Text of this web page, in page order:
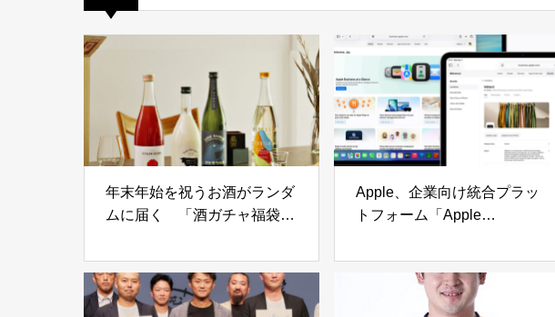
年末年始を祝うお酒がランダ
ムに届く 「酒ガチャ福袋
も度々話題になる人気の秘訣
とは…
Apple、企業向け統合プラッ
トフォーム「Apple
MDM・メール・Mapsの広告
機能を一本化、4月14日から